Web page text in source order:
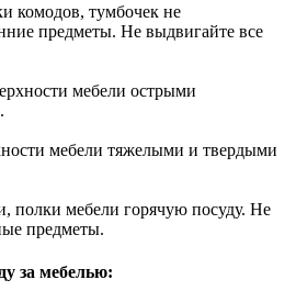
комодов, тумбочек не
предметы. Не выдвигайте все
мебели острыми
мебели тяжелыми и твердыми
полки мебели горячую посуду. Не
предметы.
за мебелью: